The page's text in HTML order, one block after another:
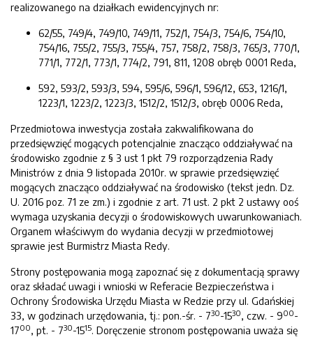
realizowanego na działkach ewidencyjnych nr:
62/55, 749/4, 749/10, 749/11, 752/1, 754/3, 754/6, 754/10,
754/16, 755/2, 755/3, 755/4, 757, 758/2, 758/3, 765/3, 770/1,
771/1, 772/1, 773/1, 774/2, 791, 811, 1208 obręb 0001 Reda,
592, 593/2, 593/3, 594, 595/6, 596/1, 596/12, 653, 1216/1,
1223/1, 1223/2, 1223/3, 1512/2, 1512/3, obręb 0006 Reda,
Przedmiotowa inwestycja została zakwalifikowana do
przedsięwzięć mogących potencjalnie znacząco oddziaływać na
środowisko zgodnie z § 3 ust 1 pkt 79 rozporządzenia Rady
Ministrów z dnia 9 listopada 2010r. w sprawie przedsięwzięć
mogących znacząco oddziaływać na środowisko (tekst jedn. Dz.
U. 2016 poz. 71 ze zm.) i zgodnie z art. 71 ust. 2 pkt 2 ustawy ooś
wymaga uzyskania decyzji o środowiskowych uwarunkowaniach.
Organem właściwym do wydania decyzji w przedmiotowej
sprawie jest Burmistrz Miasta Redy.
Strony postępowania mogą zapoznać się z dokumentacją sprawy
oraz składać uwagi i wnioski w Referacie Bezpieczeństwa i
Ochrony Środowiska Urzędu Miasta w Redzie przy ul. Gdańskiej
33, w godzinach urzędowania, tj.: pon.-śr. - 730-1530, czw. - 900-
1700, pt. - 730-1515. Doręczenie stronom postępowania uważa się